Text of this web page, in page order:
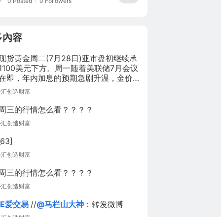
內容
货黄金周二(7月28日)亚市盘初继续承
美元下方。周一随着美联储7月会议
即，年内加息的预期急剧升温，金价
段开启跌势，盘中一度触及1188美
创造财富
三的行情怎么看？？？？
创造财富
创造财富
三的行情怎么看？？？？
创造财富
爱交易 //@马栏山大神 ：转发微博